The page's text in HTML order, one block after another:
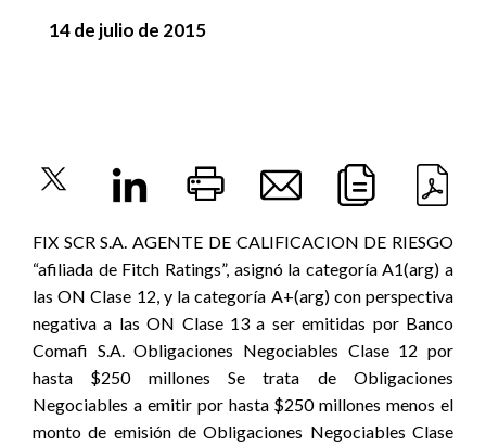
14 de julio de 2015
FIX SCR S.A. AGENTE DE CALIFICACION DE RIESGO
“afiliada de Fitch Ratings”, asignó la categoría A1(arg) a
las ON Clase 12, y la categoría A+(arg) con perspectiva
negativa a las ON Clase 13 a ser emitidas por Banco
Comafi S.A. Obligaciones Negociables Clase 12 por
hasta $250 millones Se trata de Obligaciones
Negociables a emitir por hasta $250 millones menos el
monto de emisión de Obligaciones Negociables Clase